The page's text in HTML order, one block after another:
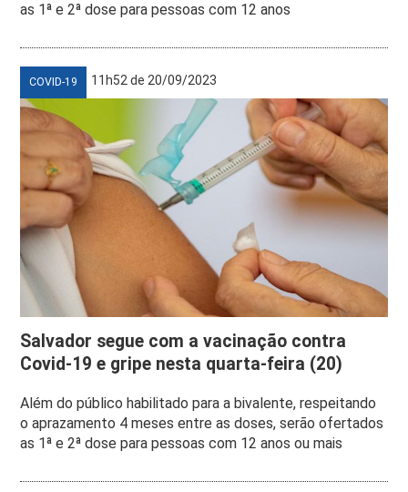
as 1ª e 2ª dose para pessoas com 12 anos
COVID-19 11h52 de 20/09/2023
Salvador segue com a vacinação contra
Covid-19 e gripe nesta quarta-feira (20)
Além do público habilitado para a bivalente, respeitando
o aprazamento 4 meses entre as doses, serão ofertados
as 1ª e 2ª dose para pessoas com 12 anos ou mais